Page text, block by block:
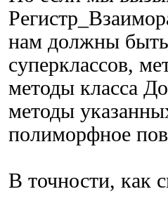
нам должны
суперклассов,
методы класса
методы
полиморфное
В точности, как